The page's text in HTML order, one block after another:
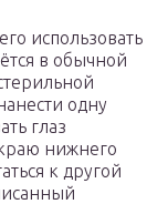
использовать
в обычной
одну
глаз
нижнего
к другой